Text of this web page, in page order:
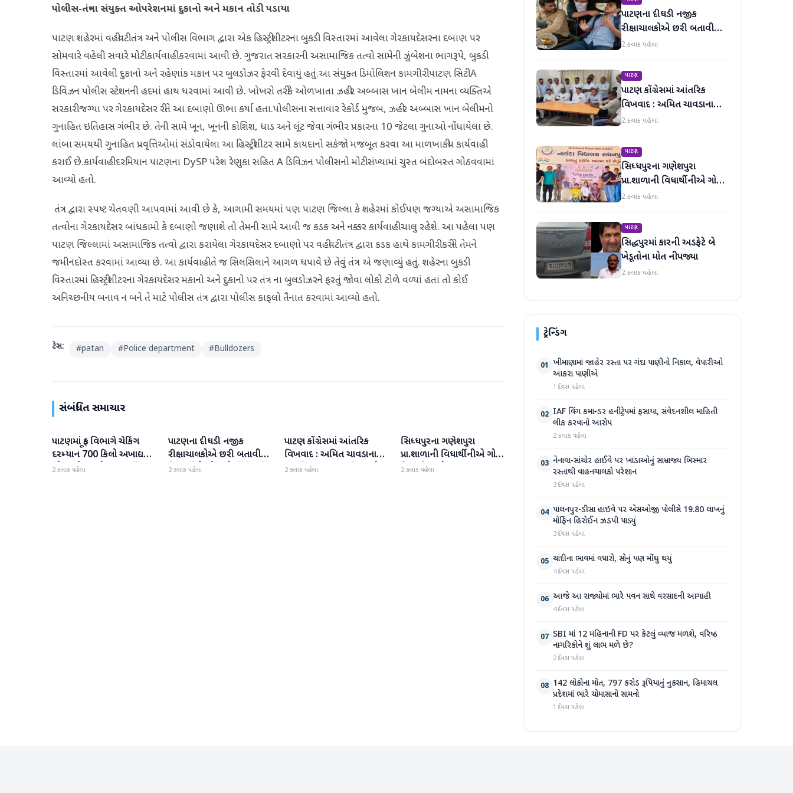
પોલીસ-તંત્રના સંયુક્ત ઓપરેશનમાં દુકાનો અને મકાન તોડી પડાયા
પાટણ શહેરમાં વહીવટી તંત્ર અને પોલીસ વિભાગ દ્વારા એક હિસ્ટ્રીશીટરના બુકડી વિસ્તારમાં આવેલા ગેરકાયદેસરના દબાણ પર
સોમવારે વહેલી સવારે મોટી કાર્યવાહી કરવામાં આવી છે. ગુજરાત સરકારની અસામાજિક તત્વો સામેની ઝુંબેશના ભાગરૂપે, બુકડી
વિસ્તારમાં આવેલી દુકાનો અને રહેણાંક મકાન પર બુલડોઝર ફેરવી દેવાયું હતું.આ સંયુક્ત ડિમોલિશન કામગીરી પાટણ સિટી A
ડિવિઝન પોલીસ સ્ટેશનની હદમાં હાથ ધરવામાં આવી છે. ખોખરો તરીકે ઓળખાતા ઝહીર અબ્બાસ ખાન બેલીમ નામના વ્યક્તિએ
સરકારી જગ્યા પર ગેરકાયદેસર રીતે આ દબાણો ઊભા કર્યા હતા.પોલીસના સત્તાવાર રેકોર્ડ મુજબ, ઝહીર અબ્બાસ ખાન બેલીમનો
ગુનાહિત ઇતિહાસ ગંભીર છે. તેની સામે ખૂન, ખૂનની કોશિશ, ધાડ અને લૂંટ જેવા ગંભીર પ્રકારના 10 જેટલા ગુનાઓ નોંધાયેલા છે.
લાંબા સમયથી ગુનાહિત પ્રવૃત્તિઓમાં સંડોવાયેલા આ હિસ્ટ્રીશીટર સામે કાયદાનો સકંજો મજબૂત કરવા આ માળખાકીય કાર્યવાહી
કરાઈ છે.કાર્યવાહી દરમિયાન પાટણના DySP પરેશ રેણુકા સહિત A ડિવિઝન પોલીસનો મોટી સંખ્યામાં ચુસ્ત બંદોબસ્ત ગોઠવવામાં
આવ્યો હતો.
તંત્ર દ્વારા સ્પષ્ટ ચેતવણી આપવામાં આવી છે કે, આગામી સમયમાં પણ પાટણ જિલ્લા કે શહેરમાં કોઈપણ જગ્યાએ અસામાજિક
તત્વોના ગેરકાયદેસર બાંધકામો કે દબાણો જણાશે તો તેમની સામે આવી જ કડક અને નક્કર કાર્યવાહી ચાલુ રહેશે. આ પહેલા પણ
પાટણ જિલ્લામાં અસામાજિક તત્વો દ્વારા કરાયેલા ગેરકાયદેસર દબાણો પર વહીવટી તંત્ર દ્વારા કડક હાથે કામગીરી કરીને તેમને
જમીનદોસ્ત કરવામાં આવ્યા છે. આ કાર્યવાહી તે જ સિલસિલાને આગળ ધપાવે છે તેવું તંત્ર એ જણાવ્યું હતું. શહેરના બુકડી
વિસ્તારમાં હિસ્ટ્રીશીટરના ગેરકાયદેસર મકાનો અને દુકાનો પર તંત્ર ના બુલડોઝરને ફરતું જોવા લોકો ટોળે વળ્યાં હતાં તો કોઈ
અનિચ્છનીય બનાવ ન બને તે માટે પોલીસ તંત્ર દ્વારા પોલીસ કાફલો તૈનાત કરવામાં આવ્યો હતો.
ટેગ્સ: #patan #Police department #Bulldozers
સંબંધિત સમાચાર
પાટણ
પાટણમાં ફૂડ વિભાગે ચેકિંગ
દરમ્યાન 700 કિલો અખાદ્ય
ખોરાકનો જથ્થો નાશ કર્યો
2 કલાક પહેલા
પાટણ
પાટણના દીઘડી નજીક
રીક્ષાચાલકોએ છરી બતાવી
વિદ્યાર્થીની સોનાની વીંટી લૂંટી
2 કલાક પહેલા
પાટણ
પાટણ કોંગ્રેસમાં આંતરિક
વિખવાદ : અમિત ચાવડાના
સમર્થનમાં પત્રકાર પરિષદ યોજી
2 કલાક પહેલા
પાટણ
સિધ્ધપુરના ગણેશપુરા
પ્રા.શાળાની વિધાર્થીનીએ ગોલ્ડ
મેડલ મેળવ્યો
2 કલાક પહેલા
પાટણના દીઘડી નજીક
રીક્ષાચાલકોએ છરી બતાવી
વિદ્યાર્થીની સોનાની વીંટી લૂંટી
2 કલાક પહેલા
પાટણ
પાટણ કોંગ્રેસમાં આંતરિક
વિખવાદ : અમિત ચાવડાના
સમર્થનમાં પત્રકાર પરિષદ યોજી
2 કલાક પહેલા
પાટણ
સિધ્ધપુરના ગણેશપુરા
પ્રા.શાળાની વિધાર્થીનીએ ગોલ્ડ
મેડલ મેળવ્યો
2 કલાક પહેલા
પાટણ
સિદ્ધપુરમાં કારની અડફેટે બે
ખેડૂતોના મોત નીપજ્યા
2 કલાક પહેલા
ટ્રેન્ડિંગ
01 ખીમાણામાં જાહેર રસ્તા પર ગંદા પાણીનો નિકાલ, વેપારીઓ
આકરા પાણીએ
1 દિવસ પહેલા
02 IAF વિંગ કમાન્ડર હનીટ્રેપમાં ફસાયા, સંવેદનશીલ માહિતી
લીક કરવાનો આરોપ
2 કલાક પહેલા
03 નેનાવા-સાંચોર હાઈવે પર ખાડાઓનું સામ્રાજ્ય બિસ્માર
રસ્તાથી વાહનચાલકો પરેશાન
3 દિવસ પહેલા
04 પાલનપુર-ડીસા હાઇવે પર એસઓજી પોલીસે 19.80 લાખનું
મોર્ફિન હિરોઈન ઝડપી પાડ્યું
3 દિવસ પહેલા
05 ચાંદીના ભાવમાં વધારો, સોનું પણ મોંઘુ થયું
4 દિવસ પહેલા
06 આજે આ રાજ્યોમાં ભારે પવન સાથે વરસાદની આગાહી
4 દિવસ પહેલા
07 SBI માં 12 મહિનાની FD પર કેટલું વ્યાજ મળશે, વરિષ્ઠ
નાગરિકોને શું લાભ મળે છે?
2 દિવસ પહેલા
08 142 લોકોના મોત, 797 કરોડ રૂપિયાનું નુકસાન, હિમાચલ
પ્રદેશમાં ભારે ચોમાસાનો સામનો
1 દિવસ પહેલા